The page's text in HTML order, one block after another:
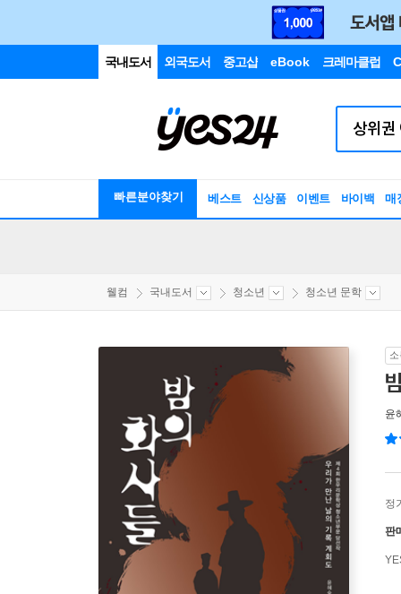
국내도서 외국도서 중고샵 eBook 크레마클럽
빠른분야찾기 베스트 신상품 이벤트 바이백 매
웰컴 국내도서 청소년 청소년 문학
윤
정
판